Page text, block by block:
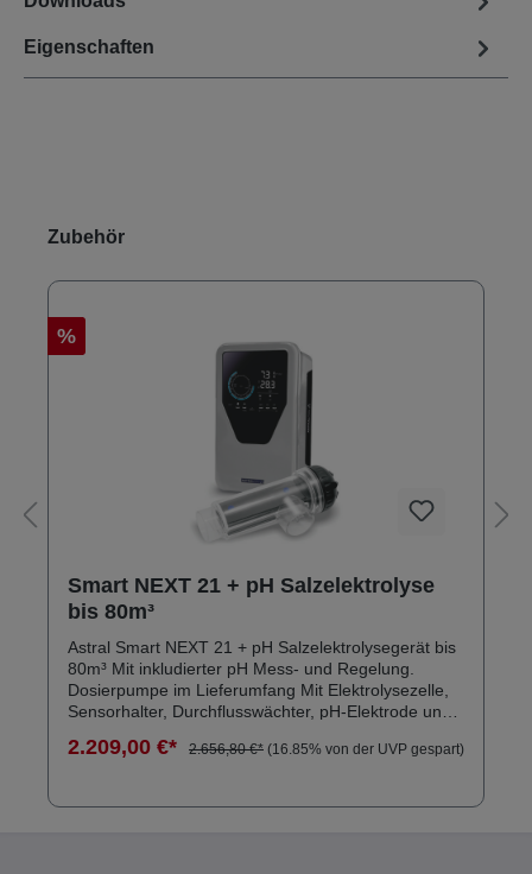
Eigenschaften
Produktgalerie überspringen
Zubehör
%
Smart NEXT 21 + pH Salzelektrolyse
bis 80m³
Astral Smart NEXT 21 + pH Salzelektrolysegerät bis
80m³ Mit inkludierter pH Mess- und Regelung.
Dosierpumpe im Lieferumfang Mit Elektrolysezelle,
Sensorhalter, Durchflusswächter, pH-Elektrode und
Temperaturfühler Impfventil 3/8"
2.209,00 €* 2.656,80 €* (16.85% von der UVP gespart)